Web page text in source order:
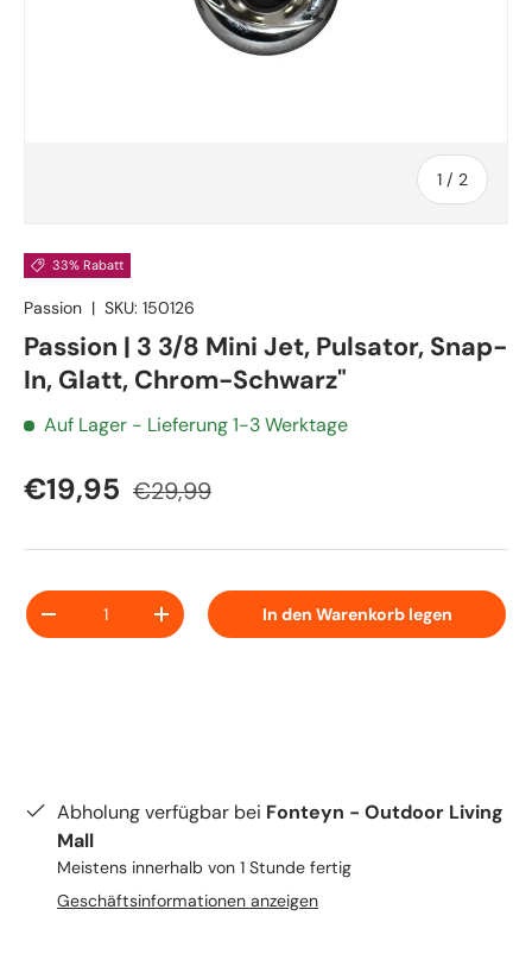
1 / von
2
33% Rabatt
Passion | SKU: 150126
Passion | 3 3/8 Mini Jet, Pulsator, Snap-
In, Glatt, Chrom-Schwarz"
Auf Lager - Lieferung 1-3 Werktage
€19,95 €29,99
Anzahl
-
+ In den Warenkorb legen
Abholung verfügbar bei Fonteyn - Outdoor Living
Mall
Meistens innerhalb von 1 Stunde fertig
Geschäftsinformationen anzeigen